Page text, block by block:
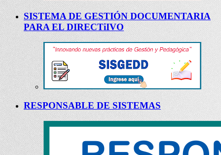
SISTEMA DE GESTIÓN DOCUMENTARIA
PARA EL DIRECTiIVO
RESPONSABLE DE SISTEMAS